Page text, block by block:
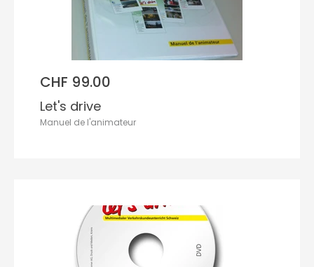
CHF 99.00
Let's drive
Manuel de l'animateur